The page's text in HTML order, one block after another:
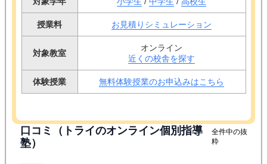
授業料 お見積りシミュレーション
対象教室
オンライン
近くの校舎を探す
体験授業 無料体験授業のお申込みはこちら
口コミ（トライのオンライン個別指導
塾）
全件中の抜
粋